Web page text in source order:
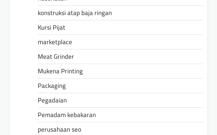
konstruksi atap baja ringan
Kursi Pijat
marketplace
Meat Grinder
Mukena Printing
Packaging
Pegadaian
Pemadam kebakaran
perusahaan seo